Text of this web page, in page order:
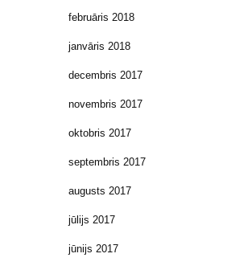
februāris 2018
janvāris 2018
decembris 2017
novembris 2017
oktobris 2017
septembris 2017
augusts 2017
jūlijs 2017
jūnijs 2017